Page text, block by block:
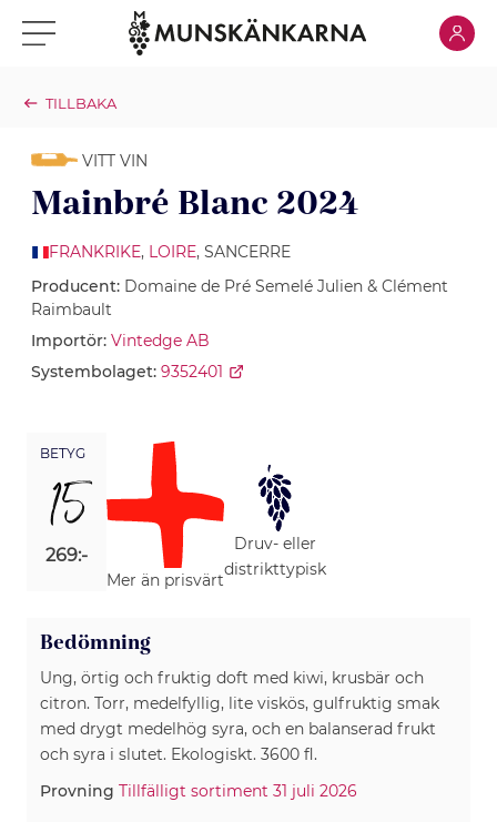
Klicka för meny Klicka
TILLBAKA
VITT VIN
Mainbré Blanc 2024
FRANKRIKE, LOIRE, SANCERRE
Producent: Domaine de Pré Semelé Julien & Clément
Raimbault
Importör: Vintedge AB
Systembolaget: 9352401
BETYG
15
269:-
Mer än prisvärt
Druv- eller
distrikttypisk
Bedömning
Ung, örtig och fruktig doft med kiwi, krusbär och
citron. Torr, medelfyllig, lite viskös, gulfruktig smak
med drygt medelhög syra, och en balanserad frukt
och syra i slutet. Ekologiskt. 3600 fl.
Provning Tillfälligt sortiment 31 juli 2026